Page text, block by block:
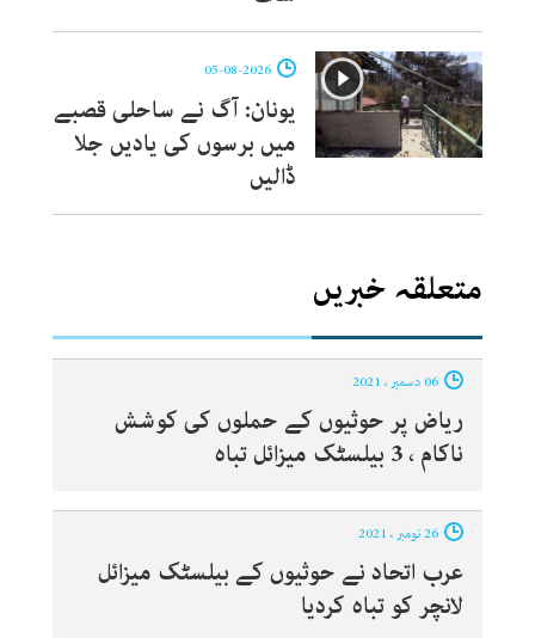
یونان: آگ نے ساحلی قصبے
میں برسوں کی یادیں جلا
ڈالیں
متعلقہ خبریں
ریاض پر حوثیوں کے حملوں کی کوشش
ناکام ، 3 بیلسٹک میزائل تباہ
عرب اتحاد نے حوثیوں کے بیلسٹک میزائل
لانچر کو تباہ کردیا